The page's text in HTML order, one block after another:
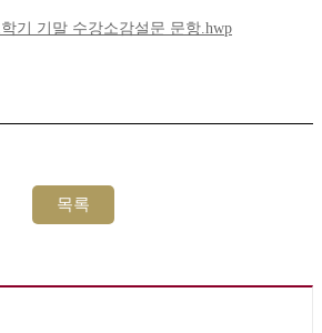
기 기말 수강소감설문 문항.hwp